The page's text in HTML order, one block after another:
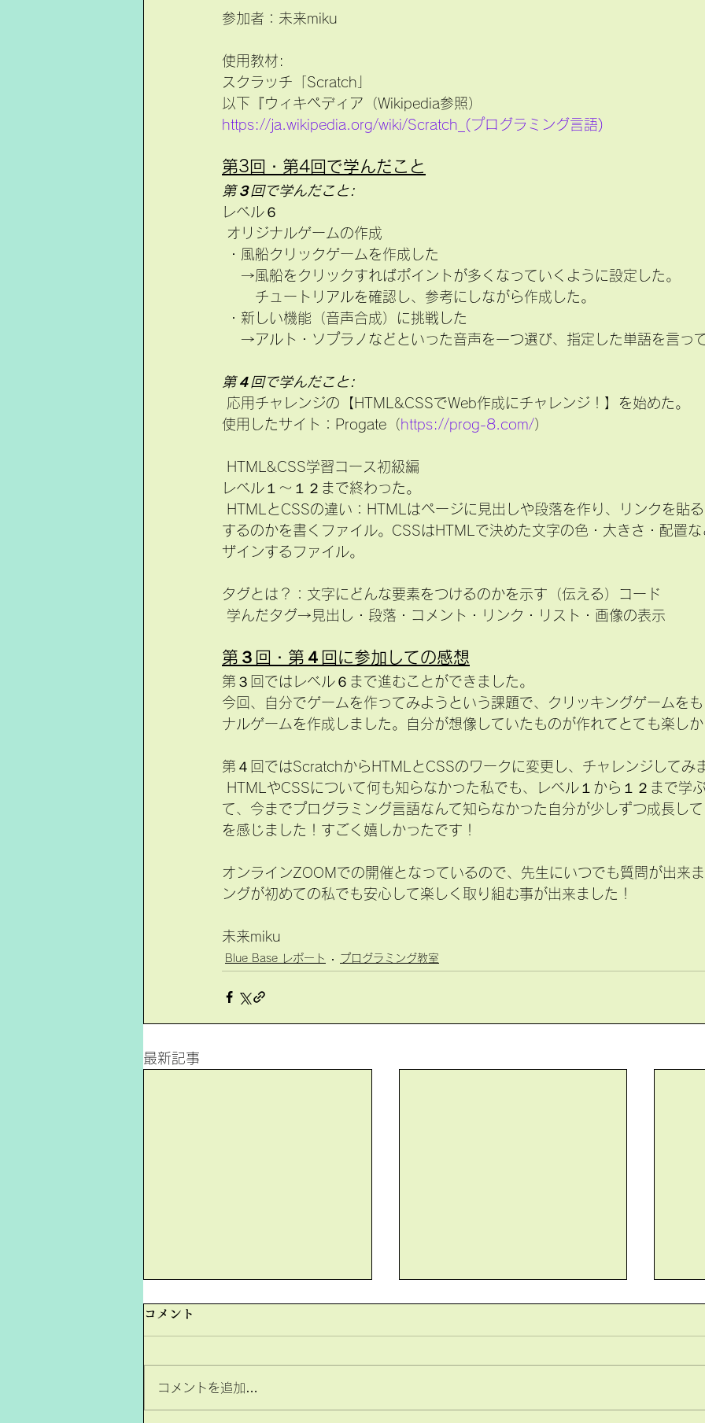
参加者：未来miku
使用教材:
スクラッチ「Scratch」
以下『ウィキペディア（Wikipedia参照）
https://ja.wikipedia.org/wiki/Scratch_(プログラミング言語)
第3回・第4回で学んだこと
第３回で学んだこと:
レベル６
オリジナルゲームの作成
・風船クリックゲームを作成した
→風船をクリックすればポイントが多くなっていくように設定した。
チュートリアルを確認し、参考にしながら作成した。
・新しい機能（音声合成）に挑戦した
→アルト・ソプラノなどといった音声を一つ選び、指定した単語を言っ
第４回で学んだこと:
応用チャレンジの【HTML&CSSでWeb作成にチャレンジ！】を始めた。
使用したサイト：Progate（ https://prog-8.com/）
HTML&CSS学習コース初級編
レベル１～１２まで終わった。
するのかを書くファイル。CSSはHTMLで決めた文字の色・大きさ・配置
ザインするファイル。
タグとは？：文字にどんな要素をつけるのかを示す（伝える）コード
学んだタグ→見出し・段落・コメント・リンク・リスト・画像の表示
第３回・第４回に参加しての感想
第３回ではレベル６まで進むことができました。
今回、自分でゲームを作ってみようという課題で、クリッキングゲームを
ナルゲームを作成しました。自分が想像していたものが作れてとても楽し
第４回ではScratchからHTMLとCSSのワークに変更し、チャレンジしてみ
て、今までプログラミング言語なんて知らなかった自分が少しずつ成長し
を感じました！すごく嬉しかったです！
オンラインZOOMでの開催となっているので、先生にいつでも質問が出来
ングが初めての私でも安心して楽しく取り組む事が出来ました！
未来miku
Blue Base レポート プログラミング教室
最新記事
コメント
コメントを追加…